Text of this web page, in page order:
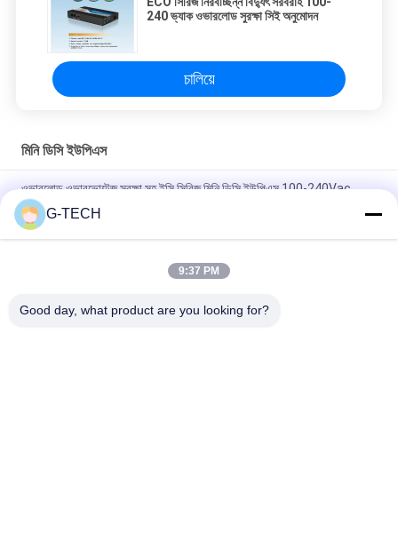
240 ভ্যাক ওভারলোড সুরক্ষা সিই অনুমোদন
চালিয়ে
মিনি ডিসি ইউপিএস
ওভারলোড ওভারভোল্টেজ সুরক্ষা সহ ইসি সিরিজ মিনি ডিসি ইউপিএস 100-240Vac
উচ্চ সামঞ্জস্যতা মিনি ডিসি ইউপিএস, ডিসি পাওয়ার ইউপিএস উচ্চ ক্যাপাসিটি লিথিয়াম
ব্যাটারি
কম্প্যাক্ট সাইজ এসি ডিসি পাওয়ার সাপ্লাই যা ব্যাটারি চার্জিং এবং পাওয়ার ব্যাকআপ
G-TECH
9:37 PM
Good day, what product are you looking for?